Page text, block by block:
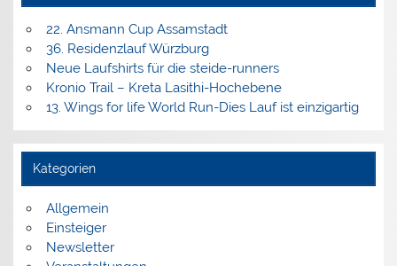
22. Ansmann Cup Assamstadt
36. Residenzlauf Würzburg
Neue Laufshirts für die steide-runners
Kronio Trail – Kreta Lasithi-Hochebene
13. Wings for life World Run-Dies Lauf ist einzigartig
Kategorien
Allgemein
Einsteiger
Newsletter